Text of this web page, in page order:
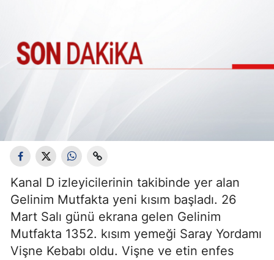
Kanal D izleyicilerinin takibinde yer alan
Gelinim Mutfakta yeni kısım başladı. 26
Mart Salı günü ekrana gelen Gelinim
Mutfakta 1352. kısım yemeği Saray Yordamı
Vişne Kebabı oldu. Vişne ve etin enfes